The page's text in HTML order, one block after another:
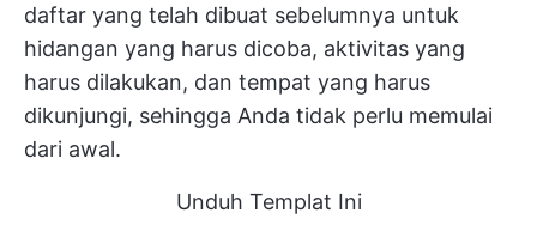
daftar yang telah dibuat sebelumnya untuk
hidangan yang harus dicoba, aktivitas yang
harus dilakukan, dan tempat yang harus
dikunjungi, sehingga Anda tidak perlu memulai
dari awal.
Unduh Templat Ini